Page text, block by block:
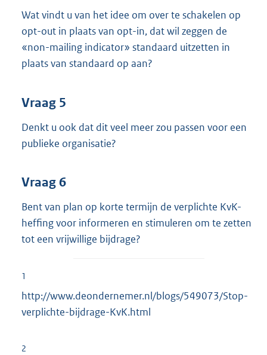
Wat vindt u van het idee om over te schakelen op
opt-out in plaats van opt-in, dat wil zeggen de
«non-mailing indicator» standaard uitzetten in
plaats van standaard op aan?
Vraag 5
Denkt u ook dat dit veel meer zou passen voor een
publieke organisatie?
Vraag 6
Bent van plan op korte termijn de verplichte KvK-
heffing voor informeren en stimuleren om te zetten
tot een vrijwillige bijdrage?
1
http://www.deondernemer.nl/blogs/549073/Stop-
verplichte-bijdrage-KvK.html
2